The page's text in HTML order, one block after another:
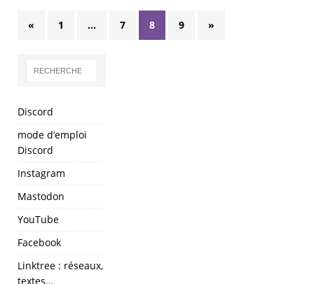
« 1 … 7 8 9 »
Discord
mode d’emploi
Discord
Instagram
Mastodon
YouTube
Facebook
Linktree : réseaux,
textes…